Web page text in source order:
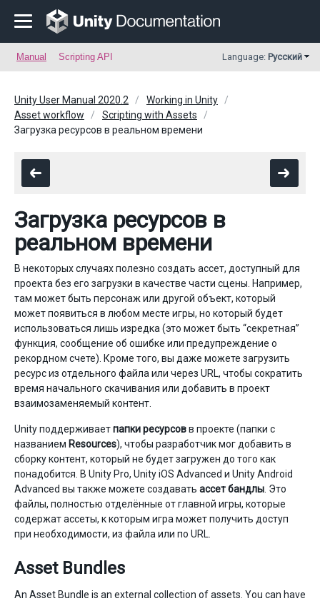
Manual Scripting API Language: Русский
Unity User Manual 2020.2
Working in Unity
Asset workflow
Scripting with Assets
Загрузка ресурсов в реальном времени
Загрузка ресурсов в
реальном времени
В некоторых случаях полезно создать ассет, доступный для
проекта без его загрузки в качестве части сцены. Например,
там может быть персонаж или другой объект, который
может появиться в любом месте игры, но который будет
использоваться лишь изредка (это может быть “секретная”
функция, сообщение об ошибке или предупреждение о
рекордном счете). Кроме того, вы даже можете загрузить
ресурс из отдельного файла или через URL, чтобы сократить
время начального скачивания или добавить в проект
взаимозаменяемый контент.
Unity поддерживаетпапки ресурсовв проекте (папки с
названием Resources), чтобы разработчик мог добавить в
сборку контент, который не будет загружен до того как
понадобится. В Unity Pro, Unity iOS Advanced и Unity Android
Advanced вы также можете создавать ассет бандлы . Это
файлы, полностью отделённые от главной игры, которые
содержат ассеты, к которым игра может получить доступ
при необходимости, из файла или по URL.
Asset Bundles
An Asset Bundle is an external collection of assets. You can have